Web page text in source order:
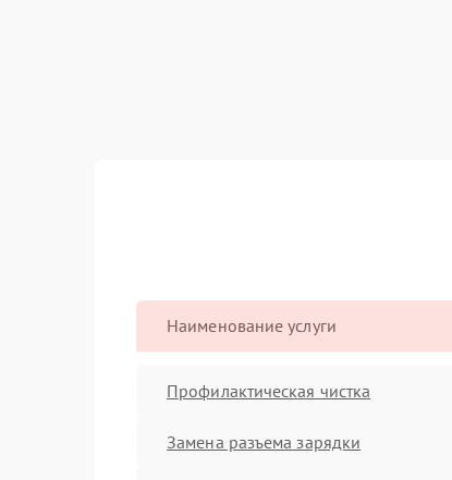
Наименование услуги
Профилактическая чистка
Замена разъема зарядки